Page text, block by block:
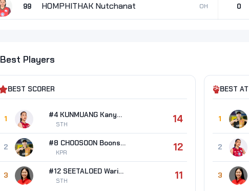
99 HOMPHITHAK Nutchanat OH 0
Best Players
BEST SCORER
1 #4 KUNMUANG Kanyarat
STH 14
2 #8 CHOOSOON Boonsita
KPR 12
3 #12 SEETALOED Warisara
STH 11
BEST
1
2
3